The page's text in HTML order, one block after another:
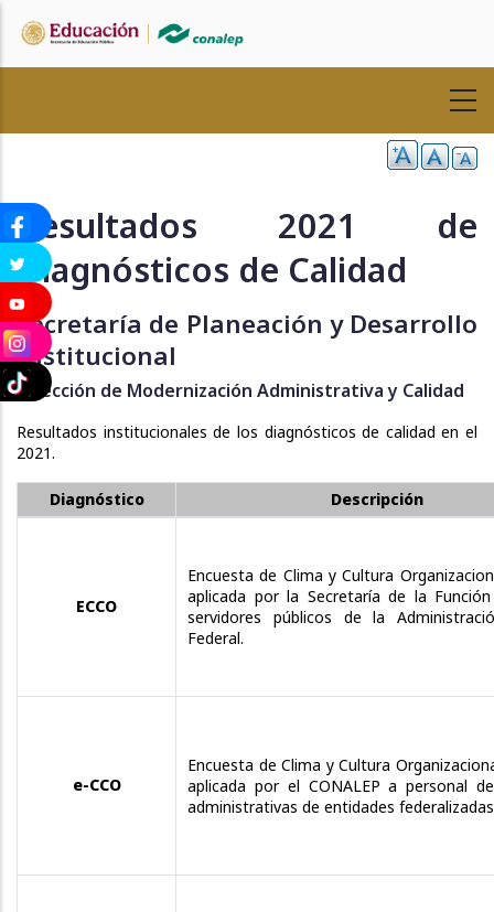
Resultados 2021 de
Diagnósticos de Calidad
Secretaría de Planeación y Desarrollo
Institucional
Dirección de Modernización Administrativa y Calidad
Resultados institucionales de los diagnósticos de calidad en el
2021.
Diagnóstico Descripción
ECCO
Encuesta de Clima y Cultura
aplicada por la Secretaría de la
servidores públicos de la
Federal.
e-CCO
Encuesta de Clima y Cultura
aplicada por el CONALEP a personal
administrativas de entidades